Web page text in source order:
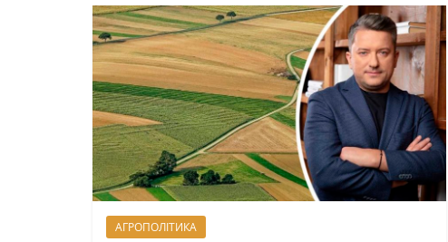
АГРОПОЛІТИКА